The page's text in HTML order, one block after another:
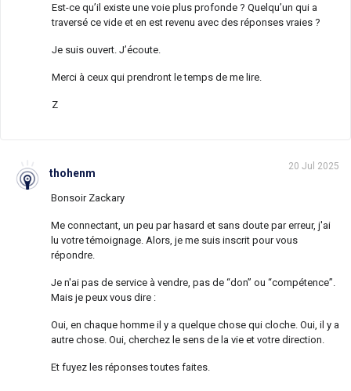
Est-ce qu’il existe une voie plus profonde ? Quelqu’un qui a
traversé ce vide et en est revenu avec des réponses vraies ?
Je suis ouvert. J’écoute.
Merci à ceux qui prendront le temps de me lire.
Z
thohenm
20 Jul 2025
Bonsoir Zackary
Me connectant, un peu par hasard et sans doute par erreur, j'ai
lu votre témoignage. Alors, je me suis inscrit pour vous
répondre.
Je n'ai pas de service à vendre, pas de “don” ou “compétence”.
Mais je peux vous dire :
Oui, en chaque homme il y a quelque chose qui cloche. Oui, il y a
autre chose. Oui, cherchez le sens de la vie et votre direction.
Et fuyez les réponses toutes faites.